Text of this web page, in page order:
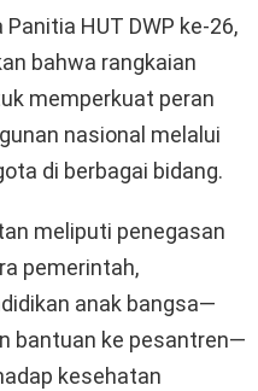
HUT DWP ke-26,
bahwa rangkaian
memperkuat peran
nasional melalui
di berbagai bidang.
meliputi penegasan
pemerintah,
anak bangsa—
bantuan ke pesantren—
kesehatan